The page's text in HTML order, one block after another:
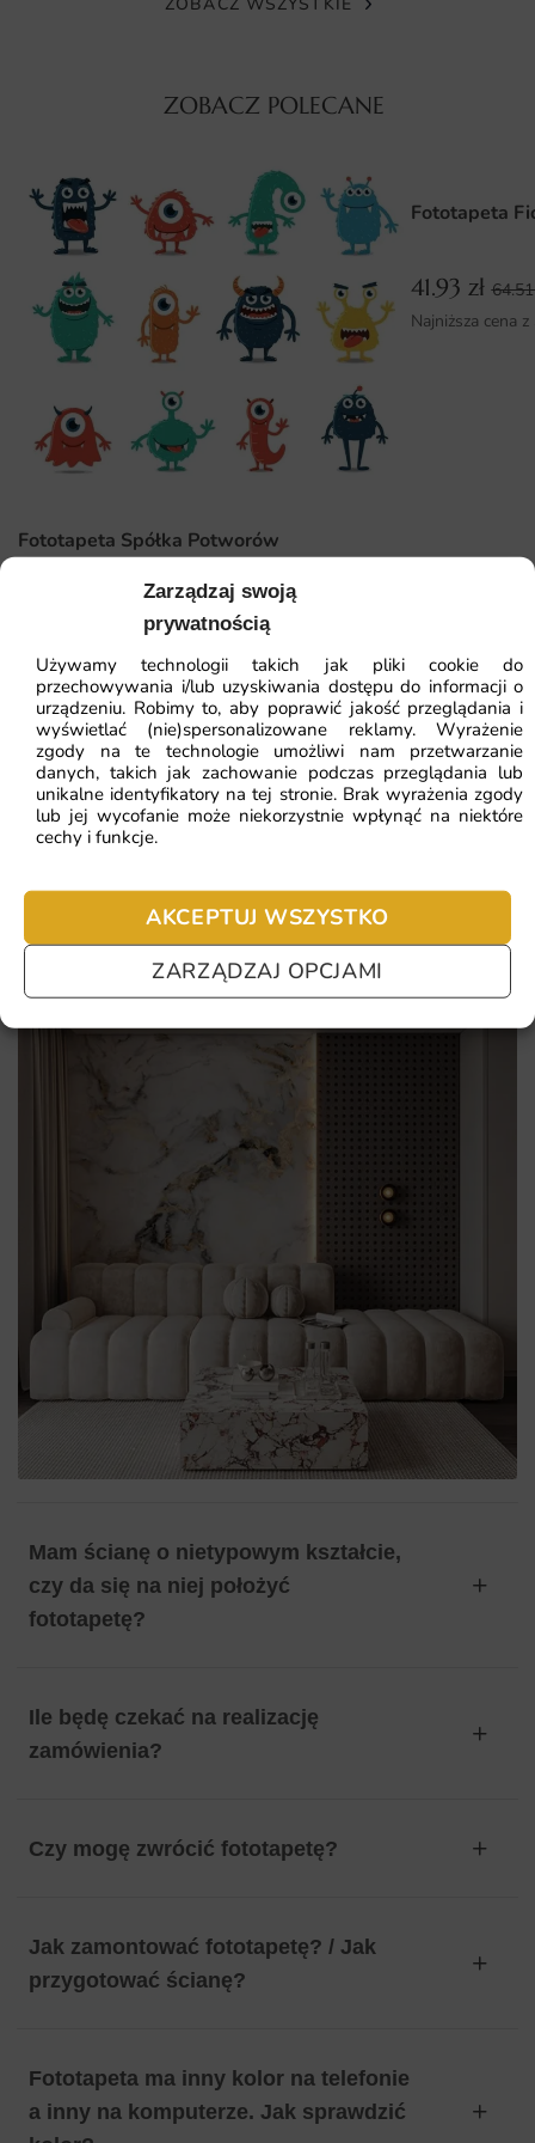
Zarządzaj swoją
prywatnością
Używamy technologii takich jak pliki cookie do
przechowywania i/lub uzyskiwania dostępu do informacji o
urządzeniu. Robimy to, aby poprawić jakość przeglądania i
wyświetlać (nie)spersonalizowane reklamy. Wyrażenie
zgody na te technologie umożliwi nam przetwarzanie
danych, takich jak zachowanie podczas przeglądania lub
unikalne identyfikatory na tej stronie. Brak wyrażenia zgody
lub jej wycofanie może niekorzystnie wpłynąć na niektóre
cechy i funkcje.
AKCEPTUJ WSZYSTKO
ZARZĄDZAJ OPCJAMI
wybrany wzór zachowuje świetną prezencję także po
Fototapeta przygotowywana jest na indywidualne
wymiary, więc zmieści się na każdej ścianie — także w
nietypowych narożnikach i wnękach. Dzięki podziałowi na
pasy montaż przebiega sprawnie i nie wymaga
specjalistycznych narzędzi. Wystarczy gładka, sucha
powierzchnia oraz dedykowany klej.
Fototapeta Krajobraz Górski łączy estetykę autorskiego
projektu z trwałością profesjonalnego wydruku. To
dekoracja, która zmienia charakter wnętrza i nadaje mu
intensywne, trwałe kolory odporne na blaknięcie
produkcja na zamówienie z dbałością o jakość każdego
kilka wariantów materiału do wyboru, w tym wersje
zmywalne
indywidualne dopasowanie do wymiarów ściany
ZOBACZ POLECANE
Fototapeta Spółka Potworów
64.51zł
Fototapeta
41.93 zł
Najniższa cena
ZOBACZ WSZYSTKIE
Najczęściej zadawane pytania
nie chcesz czekać – sprawdź najczęściej zadawane pytania.
Mam ścianę o nietypowym kształcie,
czy da się na niej położyć
fototapetę?
Ile będę czekać na realizację
zamówienia?
Czy mogę zwrócić fototapetę?
Jak zamontować fototapetę? / Jak
przygotować ścianę?
Fototapeta ma inny kolor na telefonie
a inny na komputerze. Jak sprawdzić